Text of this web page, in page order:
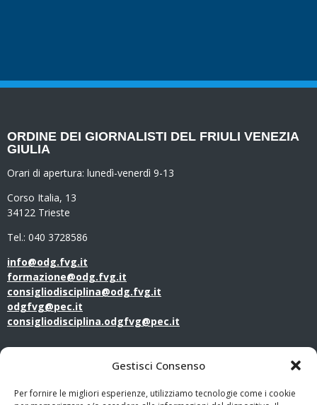
Gestisci Consenso
Per fornire le migliori esperienze, utilizziamo tecnologie come i cookie
ORDINE DEI GIORNALISTI DEL FRIULI VENEZIA
GIULIA
Orari di apertura: lunedì-venerdì 9-13
Corso Italia, 13
34122 Trieste
Tel.: 040 3728586
info@odg.fvg.it
formazione@odg.fvg.it
consigliodisciplina@odg.fvg.it
odgfvg@pec.it
consigliodisciplina.odgfvg@pec.it